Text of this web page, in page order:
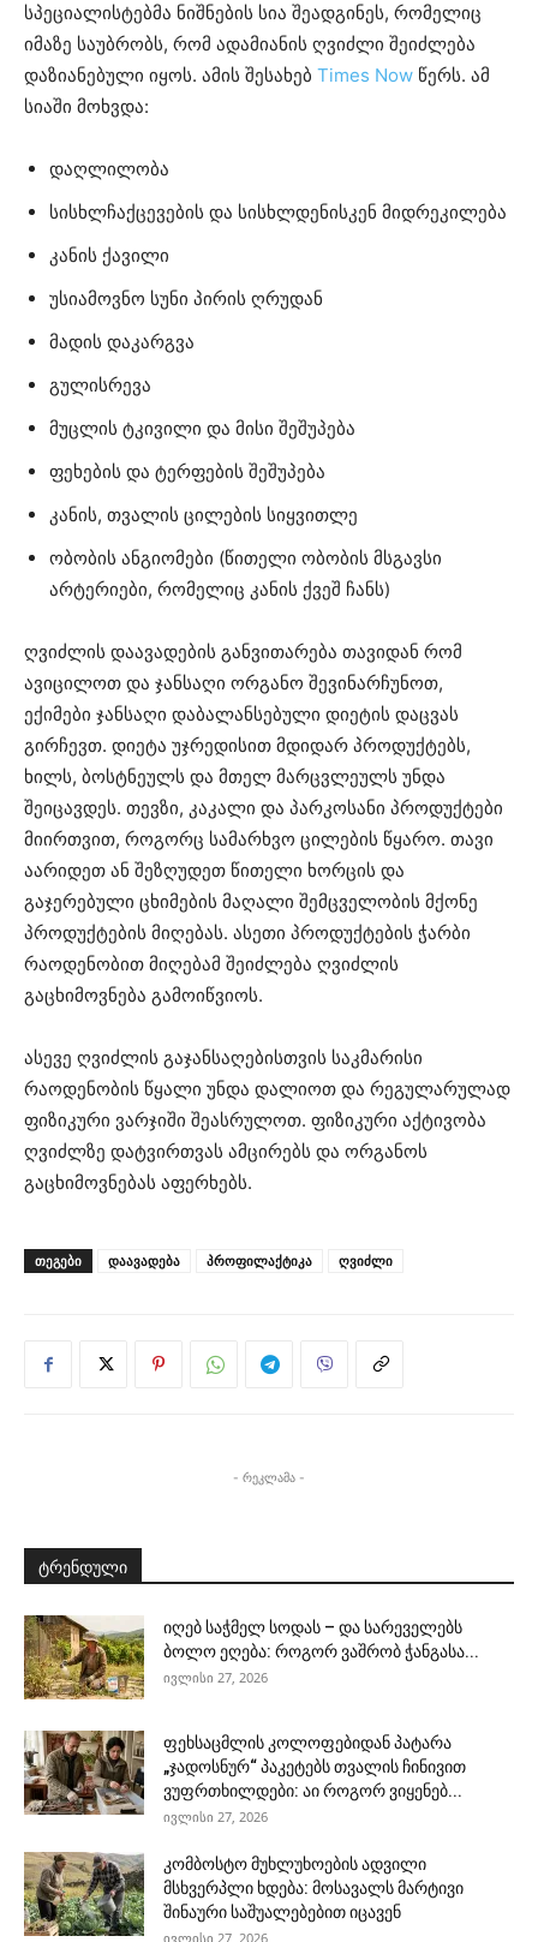
სპეციალისტებმა ნიშნების სია შეადგინეს, რომელიც
იმაზე საუბრობს, რომ ადამიანის ღვიძლი შეიძლება
დაზიანებული იყოს. ამის შესახებ Times Now წერს. ამ
სიაში მოხვდა:
დაღლილობა
სისხლჩაქცევების და სისხლდენისკენ მიდრეკილება
კანის ქავილი
უსიამოვნო სუნი პირის ღრუდან
მადის დაკარგვა
გულისრევა
მუცლის ტკივილი და მისი შეშუპება
ფეხების და ტერფების შეშუპება
კანის, თვალის ცილების სიყვითლე
ობობის ანგიომები (წითელი ობობის მსგავსი
არტერიები, რომელიც კანის ქვეშ ჩანს)
ღვიძლის დაავადების განვითარება თავიდან რომ
ავიცილოთ და ჯანსაღი ორგანო შევინარჩუნოთ,
ექიმები ჯანსაღი დაბალანსებული დიეტის დაცვას
გირჩევთ. დიეტა უჯრედისით მდიდარ პროდუქტებს,
ხილს, ბოსტნეულს და მთელ მარცვლეულს უნდა
შეიცავდეს. თევზი, კაკალი და პარკოსანი პროდუქტები
მიირთვით, როგორც სამარხვო ცილების წყარო. თავი
აარიდეთ ან შეზღუდეთ წითელი ხორცის და
გაჯერებული ცხიმების მაღალი შემცველობის მქონე
პროდუქტების მიღებას. ასეთი პროდუქტების ჭარბი
რაოდენობით მიღებამ შეიძლება ღვიძლის
გაცხიმოვნება გამოიწვიოს.
ასევე ღვიძლის გაჯანსაღებისთვის საკმარისი
რაოდენობის წყალი უნდა დალიოთ და რეგულარულად
ფიზიკური ვარჯიში შეასრულოთ. ფიზიკური აქტივობა
ღვიძლზე დატვირთვას ამცირებს და ორგანოს
გაცხიმოვნებას აფერხებს.
ᲗᲔᲒᲔᲑᲘ დაავადება პროფილაქტიკა ღვიძლი
- რეკლამა -
ტრენდული
იღებ საჭმელ სოდას – და სარეველებს
ბოლო ეღება: როგორ ვაშრობ ჭანგასა...
ივლისი 27, 2026
ფეხსაცმლის კოლოფებიდან პატარა
„ჯადოსნურ“ პაკეტებს თვალის ჩინივით
ვუფრთხილდები: აი როგორ ვიყენებ...
ივლისი 27, 2026
კომბოსტო მუხლუხოების ადვილი
მსხვერპლი ხდება: მოსავალს მარტივი
შინაური საშუალებებით იცავენ
ივლისი 27, 2026